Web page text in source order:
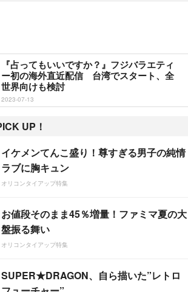
『占ってもいいですか？』フジバラエティ
ー初の海外直近配信 台湾でスタート、全
世界向けも検討
2023-07-13
UP！
イケメンてんこ盛り！尊すぎる男子の純情
ラブに胸キュン
オリコンタイアップ特集
お値段そのまま45％増量！ファミマ夏の大
盤振る舞い
オリコンタイアップ特集
SUPER★DRAGON、自ら描いた”レトロ